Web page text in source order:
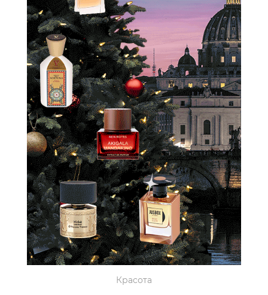
Красота